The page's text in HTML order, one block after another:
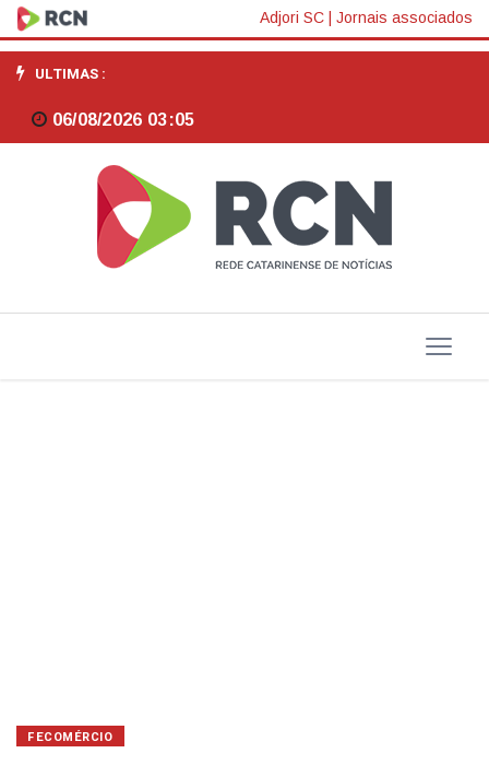
Mercado
de
trabalho
desacelera
Santa
Catarina
Adjori SC Jornais associados
ULTIMAS :
06/08/2026 03:05
FECOMÉRCIO